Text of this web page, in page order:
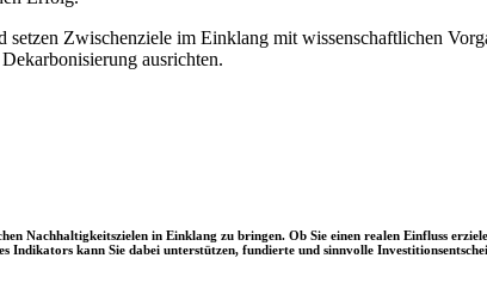
Zwischenziele im Einklang mit wissenschaftlichen
ausrichten.
Nachhaltigkeitszielen in Einklang zu bringen. Ob Sie einen realen Einfluss
Indikators kann Sie dabei unterstützen, fundierte und sinnvolle